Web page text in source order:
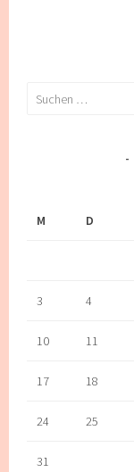
Suchen
M
D
3 4
10 11
17 18
24 25
31